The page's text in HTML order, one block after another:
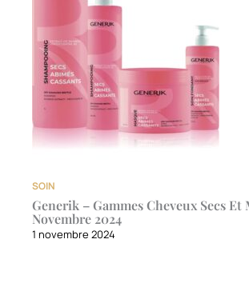
SOIN
Generik – Gammes Cheveux Secs Et
Novembre 2024
1 novembre 2024